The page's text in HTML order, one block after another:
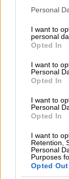
Please note
not limited to
grant or deny
use your data
consent section.
Personal
I want to
personal
Opted In
I want to
Personal
Opted In
I want to
Personal
Opted In
I want to
Retention,
Personal
Purposes
Opted Out
κάθε
κοινού
ΕΛΑΣ,
καθώς
την